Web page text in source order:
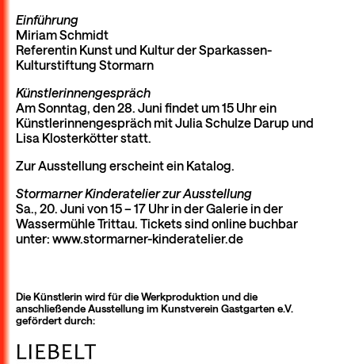
Einführung
Miriam Schmidt
Referentin Kunst und Kultur der Sparkassen-
Kulturstiftung Stormarn
Künstlerinnengespräch
Am Sonntag, den 28. Juni findet um 15 Uhr ein
Künstlerinnengespräch mit Julia Schulze Darup und
Lisa Klosterkötter statt.
Zur Ausstellung erscheint ein Katalog.
Stormarner Kinderatelier zur Ausstellung
Sa., 20. Juni von 15 – 17 Uhr in der Galerie in der
Wassermühle Trittau. Tickets sind online buchbar
unter: www.stormarner-kinderatelier.de
Die Künstlerin wird für die Werkproduktion und die
anschließende Ausstellung im Kunstverein Gastgarten e.V.
gefördert durch: